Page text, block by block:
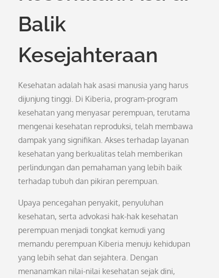
Balik
Kesejahteraan
Kesehatan adalah hak asasi manusia yang harus
dijunjung tinggi. Di Kiberia, program-program
kesehatan yang menyasar perempuan, terutama
mengenai kesehatan reproduksi, telah membawa
dampak yang signifikan. Akses terhadap layanan
kesehatan yang berkualitas telah memberikan
perlindungan dan pemahaman yang lebih baik
terhadap tubuh dan pikiran perempuan.
Upaya pencegahan penyakit, penyuluhan
kesehatan, serta advokasi hak-hak kesehatan
perempuan menjadi tongkat kemudi yang
memandu perempuan Kiberia menuju kehidupan
yang lebih sehat dan sejahtera. Dengan
menanamkan nilai-nilai kesehatan sejak dini,